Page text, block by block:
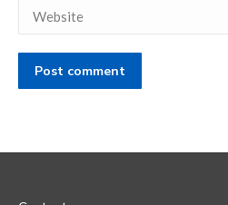
Website
Post comment